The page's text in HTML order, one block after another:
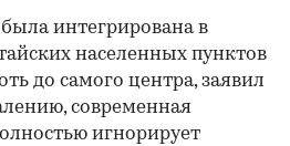
интегрирована в
населенных пунктов
до самого центра, заявил
современная
игнорирует